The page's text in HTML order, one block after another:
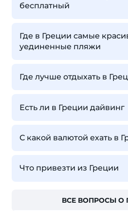
бесплатный
Где в Греции самые
уединенные пляжи
Где лучше отдыхать в
Есть ли в Греции дайвинг
С какой валютой ехать в
Что привезти из Греции
ВСЕ ВОПРОСЫ О